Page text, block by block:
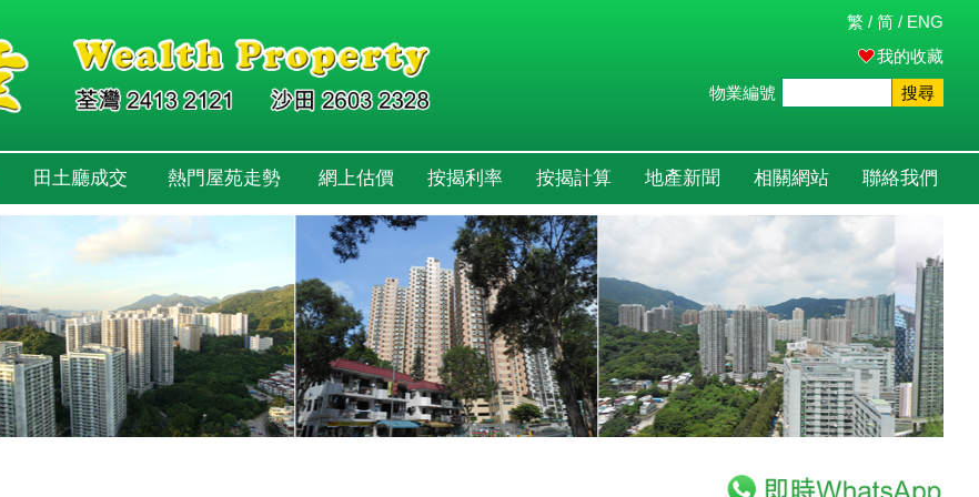
繁 / 简 / ENG
我的收藏
物業編號
搜尋
田土廳成交 熱門屋苑走勢 網上估價 按揭利率 按揭計算 地產新聞 相關網站 聯絡我們